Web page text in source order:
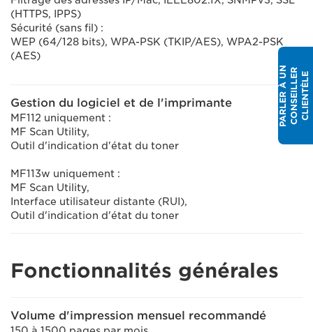
(HTTPS, IPPS)
Sécurité (sans fil) :
WEP (64/128 bits), WPA-PSK (TKIP/AES), WPA2-PSK
(AES)
Gestion du logiciel et de l'imprimante
MF112 uniquement :
MF Scan Utility,
Outil d'indication d'état du toner
MF113w uniquement :
MF Scan Utility,
Interface utilisateur distante (RUI),
Outil d'indication d'état du toner
Fonctionnalités générales
Volume d'impression mensuel recommandé
P
A
R
L
E
R
À U
N
C
O
N
S
E
I
L
L
ER
C
L
I
E
N
T
È
L E